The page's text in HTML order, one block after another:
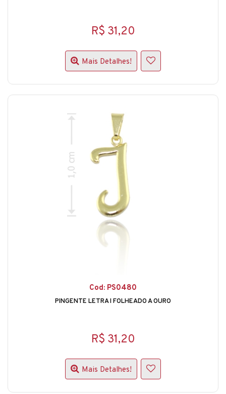
R$ 31,20
Mais Detalhes!
Cod: PS0480
PINGENTE LETRA I FOLHEADO A OURO
R$ 31,20
Mais Detalhes!